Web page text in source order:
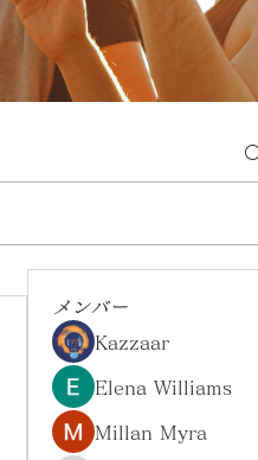
メンバー
Kazzaar
Elena Williams
Millan Myra